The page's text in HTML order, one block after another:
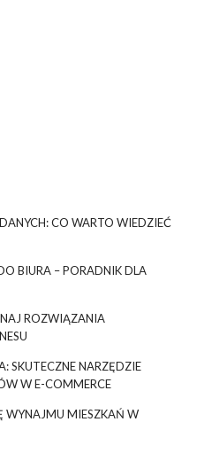
CO WARTO WIEDZIEĆ
BIURA – PORADNIK DLA
ROZWIĄZANIA
SKUTECZNE NARZĘDZIE
W E-COMMERCE
WYNAJMU MIESZKAŃ W